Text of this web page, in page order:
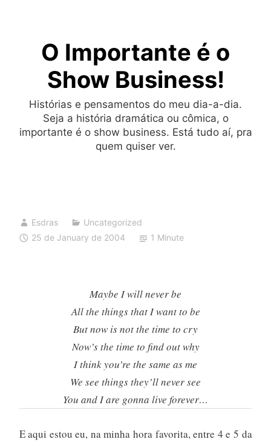
O Importante é o
Show Business!
Histórias e pensamentos do meu dia-a-dia.
Seja a história dramática ou cômica, o
importante é o show business. Está tudo aí, pra
quem quiser ver.
Esdras
Uncategorized
25 de January de 2004
1 Minute
Maybe I will never be
All the things that I want to be
But now is not the time to cry
Now’s the time to find out why
I think you’re the same as me
We see things they’ll never see
You and I are gonna live forever…
E aqui estou eu, na minha hora favorita, entre 4 e 5 da